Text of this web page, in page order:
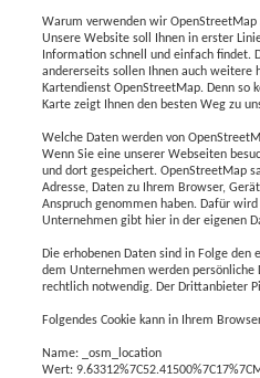
Warum verwenden wir OpenStreetMap
Unsere Website soll Ihnen in erster
Information schnell und einfach findet.
andererseits sollen Ihnen auch weitere
Kartendienst OpenStreetMap. Denn so
Karte zeigt Ihnen den besten Weg zu
Welche Daten werden von
Wenn Sie eine unserer Webseiten
und dort gespeichert. OpenStreetMap
Adresse, Daten zu Ihrem Browser,
Anspruch genommen haben. Dafür
Unternehmen gibt hier in der eigenen
Die erhobenen Daten sind in Folge
dem Unternehmen werden persönliche
rechtlich notwendig. Der Drittanbieter
Folgendes Cookie kann in Ihrem
Name: _osm_location
Wert: